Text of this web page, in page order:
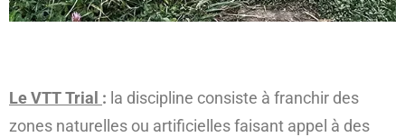
Le VTT Trial : la discipline consiste à franchir des
zones naturelles ou artificielles faisant appel à des